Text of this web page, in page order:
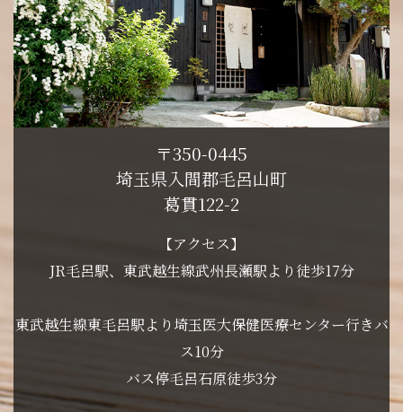
〒350-0445
埼玉県入間郡毛呂山町
葛貫122-2
【アクセス】
JR毛呂駅、東武越生線武州長瀬駅より徒歩17分
東武越生線東毛呂駅より埼玉医大保健医療センター行きバ
ス10分
バス停毛呂石原徒歩3分